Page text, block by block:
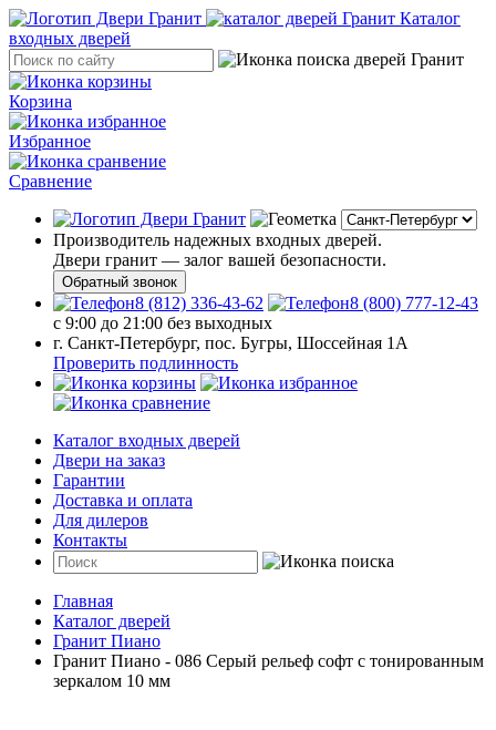
Каталог
входных дверей
Корзина
Избранное
Сравнение
Производитель надежных входных дверей.
Двери гранит — залог вашей безопасности.
Обратный звонок
8 (812) 336-43-62
8 (800) 777-12-43
с 9:00 до 21:00 без выходных
г. Санкт-Петербург, пос. Бугры, Шоссейная 1А
Проверить подлинность
Каталог входных дверей
Двери на заказ
Гарантии
Доставка и оплата
Для дилеров
Контакты
Главная
Каталог дверей
Гранит Пиано
Гранит Пиано - 086 Серый рельеф софт с тонированным
зеркалом 10 мм